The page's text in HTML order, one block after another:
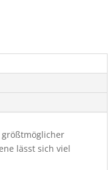
größtmöglicher
lässt sich viel